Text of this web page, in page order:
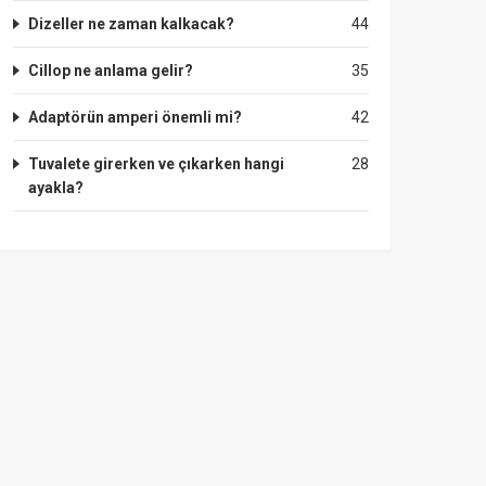
44
Dizeller ne zaman kalkacak?
35
Cillop ne anlama gelir?
42
Adaptörün amperi önemli mi?
28
Tuvalete girerken ve çıkarken hangi
ayakla?